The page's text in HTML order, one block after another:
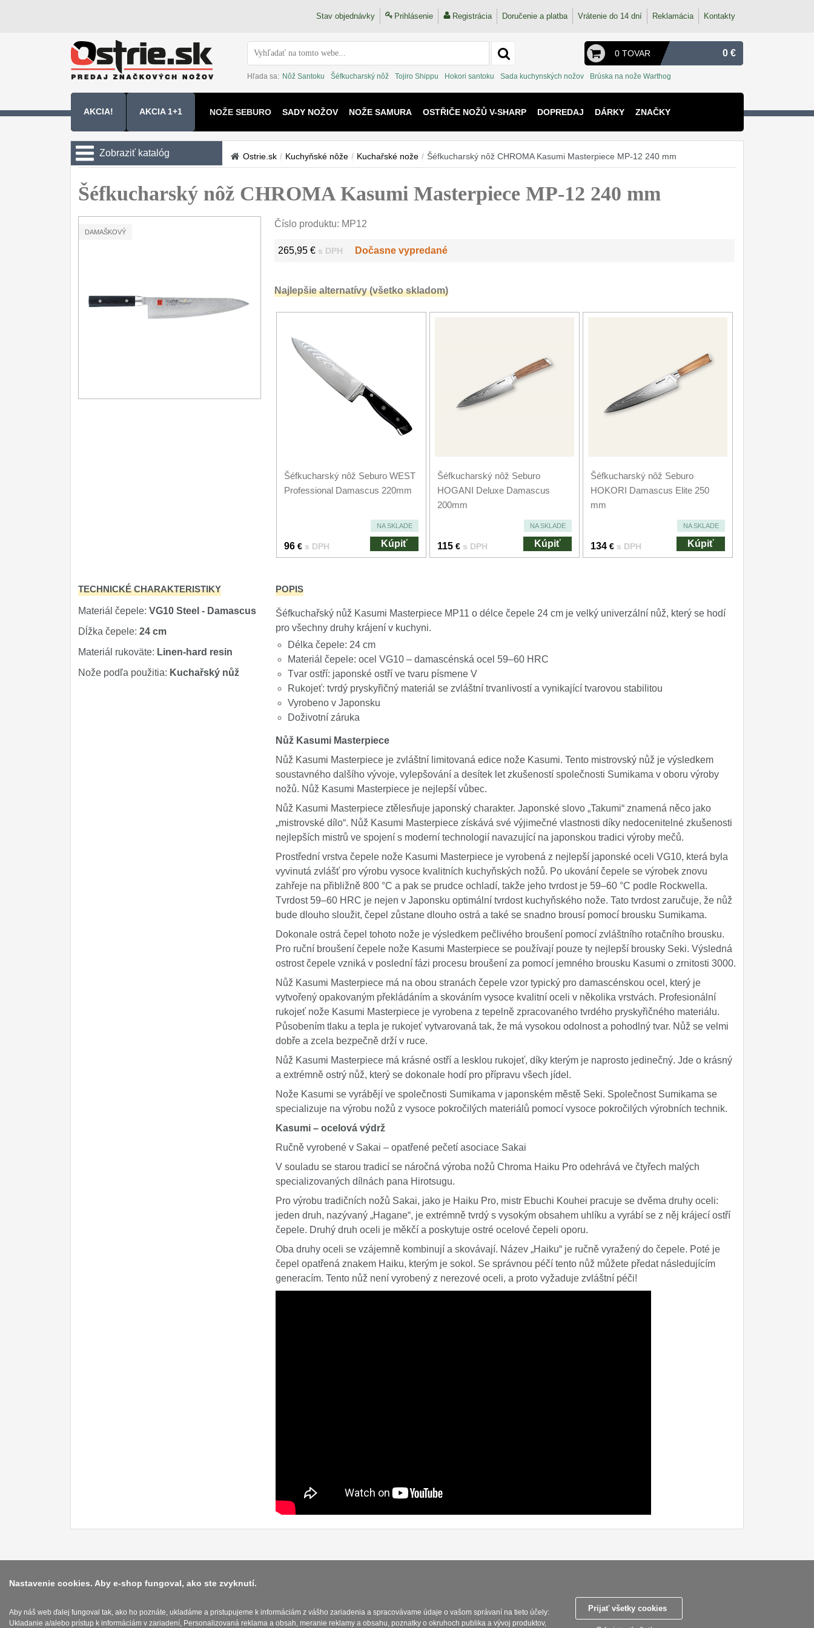
Stav objednávky Prihlásenie Registrácia Doručenie a platba Vrátenie do 14 dní Reklamácia Kontakty
0 TOVAR 0 €
Hľada sa: Nôž Santoku Šéfkucharský nôž Tojiro Shippu Hokori santoku Sada kuchynských nožov Brúska na nože Warthog
AKCIA! AKCIA 1+1 NOŽE SEBURO SADY NOŽOV NOŽE SAMURA OSTŘIČE NOŽŮ V-SHARP DOPREDAJ DÁRKY ZNAČKY
Zobraziť katalóg
Sady nožov 9
Kuchařské nože
Santoku nože 46
Zavírací nože
Nože s pevnou čepeľou
Špeciálne nože
Ostrie.sk / Kuchyňské nôže / Kuchařské nože / Šéfkucharský nôž CHROMA Kasumi Masterpiece MP-12 240 mm
Šéfkucharský nôž CHROMA Kasumi Masterpiece MP-12 240 mm
DAMAŠKOVÝ
Číslo produktu: MP12
265,95 € s DPH Dočasne vypredané
Najlepšie alternatívy (všetko skladom)
Šéfkucharský nôž Seburo WEST
Professional Damascus 220mm
NA SKLADE
96 € s DPH Kúpiť
Šéfkucharský nôž Seburo
HOGANI Deluxe Damascus
200mm
NA SKLADE
115 € s DPH Kúpiť
Šéfkucharský nôž Seburo
HOKORI Damascus Elite 250
mm
NA SKLADE
134 € s DPH Kúpiť
TECHNICKÉ CHARAKTERISTIKY
Materiál čepele: VG10 Steel - Damascus
Dĺžka čepele: 24 cm
Materiál rukoväte: Linen-hard resin
Nože podľa použitia: Kuchařský nůž
POPIS
Šéfkuchařský nůž Kasumi Masterpiece MP11 o délce čepele 24 cm je velký univerzální nůž, který se hodí
pro všechny druhy krájení v kuchyni.
Délka čepele: 24 cm
Materiál čepele: ocel VG10 – damascénská ocel 59–60 HRC
Tvar ostří: japonské ostří ve tvaru písmene V
Rukojeť: tvrdý pryskyřičný materiál se zvláštní trvanlivostí a vynikající tvarovou stabilitou
Vyrobeno v Japonsku
Doživotní záruka
Nůž Kasumi Masterpiece
Nůž Kasumi Masterpiece je zvláštní limitovaná edice nože Kasumi. Tento mistrovský nůž je výsledkem
soustavného dalšího vývoje, vylepšování a desítek let zkušeností společnosti Sumikama v oboru výroby
nožů. Nůž Kasumi Masterpiece je nejlepší vůbec.
Nůž Kasumi Masterpiece ztělesňuje japonský charakter. Japonské slovo „Takumi“ znamená něco jako
„mistrovské dílo“. Nůž Kasumi Masterpiece získává své výjimečné vlastnosti díky nedocenitelné zkušenosti
nejlepších mistrů ve spojení s moderní technologií navazující na japonskou tradici výroby mečů.
Prostřední vrstva čepele nože Kasumi Masterpiece je vyrobená z nejlepší japonské oceli VG10, která byla
vyvinutá zvlášť pro výrobu vysoce kvalitních kuchyňských nožů. Po ukování čepele se výrobek znovu
zahřeje na přibližně 800 °C a pak se prudce ochladí, takže jeho tvrdost je 59–60 °C podle Rockwella.
Tvrdost 59–60 HRC je nejen v Japonsku optimální tvrdost kuchyňského nože. Tato tvrdost zaručuje, že nůž
bude dlouho sloužit, čepel zůstane dlouho ostrá a také se snadno brousí pomocí brousku Sumikama.
Dokonale ostrá čepel tohoto nože je výsledkem pečlivého broušení pomocí zvláštního rotačního brousku.
Pro ruční broušení čepele nože Kasumi Masterpiece se používají pouze ty nejlepší brousky Seki. Výsledná
ostrost čepele vzniká v poslední fázi procesu broušení za pomocí jemného brousku Kasumi o zrnitosti 3000.
Nůž Kasumi Masterpiece má na obou stranách čepele vzor typický pro damascénskou ocel, který je
vytvořený opakovaným překládáním a skováním vysoce kvalitní oceli v několika vrstvách. Profesionální
rukojeť nože Kasumi Masterpiece je vyrobena z tepelně zpracovaného tvrdého pryskyřičného materiálu.
Působením tlaku a tepla je rukojeť vytvarovaná tak, že má vysokou odolnost a pohodlný tvar. Nůž se velmi
dobře a zcela bezpečně drží v ruce.
Nůž Kasumi Masterpiece má krásné ostří a lesklou rukojeť, díky kterým je naprosto jedinečný. Jde o krásný
a extrémně ostrý nůž, který se dokonale hodí pro přípravu všech jídel.
Nože Kasumi se vyrábějí ve společnosti Sumikama v japonském městě Seki. Společnost Sumikama se
specializuje na výrobu nožů z vysoce pokročilých materiálů pomocí vysoce pokročilých výrobních technik.
Kasumi – ocelová výdrž
Ručně vyrobené v Sakai – opatřené pečetí asociace Sakai
V souladu se starou tradicí se náročná výroba nožů Chroma Haiku Pro odehrává ve čtyřech malých
specializovaných dílnách pana Hirotsugu.
Pro výrobu tradičních nožů Sakai, jako je Haiku Pro, mistr Ebuchi Kouhei pracuje se dvěma druhy oceli:
jeden druh, nazývaný „Hagane“, je extrémně tvrdý s vysokým obsahem uhlíku a vyrábí se z něj krájecí ostří
čepele. Druhý druh oceli je měkčí a poskytuje ostré ocelové čepeli oporu.
Oba druhy oceli se vzájemně kombinují a skovávají. Název „Haiku“ je ručně vyražený do čepele. Poté je
čepel opatřená znakem Haiku, kterým je sokol. Se správnou péčí tento nůž můžete předat následujícím
generacím. Tento nůž není vyrobený z nerezové oceli, a proto vyžaduje zvláštní péči!
Nastavenie súborov cookies
Nastavenie cookies. Aby e-shop fungoval, ako ste zvyknutí.
Aby náš web ďalej fungoval tak, ako ho poznáte, ukladáme a pristupujeme k informáciám z vášho zariadenia a spracovávame údaje o vašom správaní na tieto účely:
Ukladanie a/alebo prístup k informáciám v zariadení, Personalizovaná reklama a obsah, meranie reklamy a obsahu, poznatky o okruhoch publika a vývoj produktov,
Prijať všetky cookies